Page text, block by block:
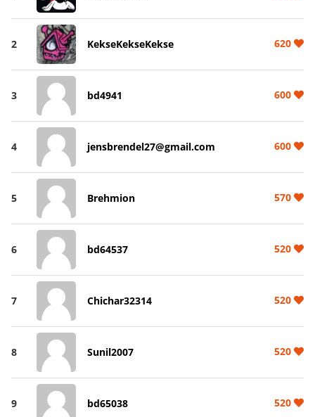
2 KekseKekseKekse 620
3 bd4941 600
4 jensbrendel27@gmail.com 600
5 Brehmion 570
6 bd64537 520
7 Chichar32314 520
8 Sunil2007 520
9 bd65038 520